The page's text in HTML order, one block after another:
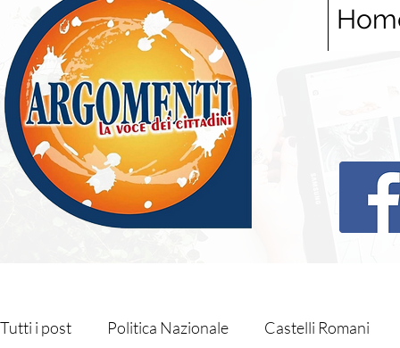
Tutti i post Politica Nazionale Castelli Romani